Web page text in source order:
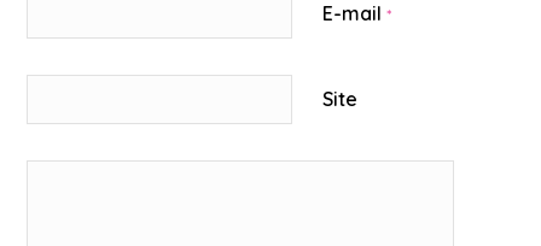
E-mail*
Site